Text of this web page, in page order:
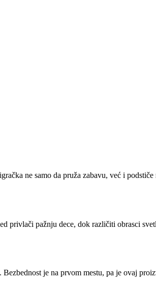
ne samo da pruža zabavu, već i
privlači pažnju dece, dok različiti obrasci
je na prvom mestu, pa je ovaj